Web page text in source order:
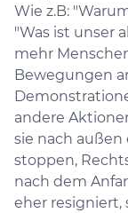
Wie z.B:
"Was ist unser
mehr
Bewegungen
andere
sie nach außen
stoppen,
nach dem
eher resigniert,